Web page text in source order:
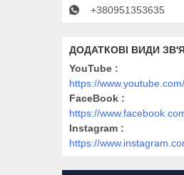
+380951353635
YouTube
FaceBook
Instagram